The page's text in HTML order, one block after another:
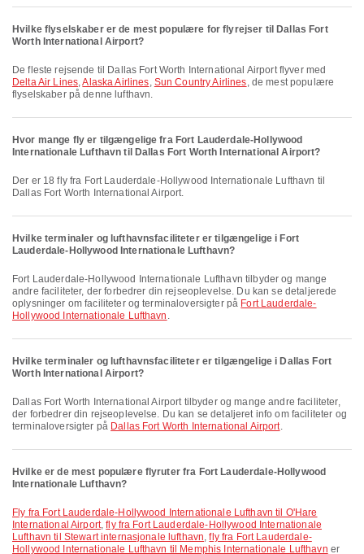
Hvilke flyselskaber er de mest populære for flyrejser til Dallas Fort
Worth International Airport?
De fleste rejsende til Dallas Fort Worth International Airport flyver med
Delta Air Lines,Alaska Airlines, Sun Country Airlines, de mest populære
flyselskaber på denne lufthavn.
Hvor mange fly er tilgængelige fra Fort Lauderdale-Hollywood
Internationale Lufthavn til Dallas Fort Worth International Airport?
Der er 18 fly fra Fort Lauderdale-Hollywood Internationale Lufthavn til
Dallas Fort Worth International Airport.
Hvilke terminaler og lufthavnsfaciliteter er tilgængelige i Fort
Lauderdale-Hollywood Internationale Lufthavn?
Fort Lauderdale-Hollywood Internationale Lufthavn tilbyder og mange
andre faciliteter, der forbedrer din rejseoplevelse. Du kan se detaljerede
oplysninger om faciliteter og terminaloversigter på Fort Lauderdale-
Hollywood Internationale Lufthavn .
Hvilke terminaler og lufthavnsfaciliteter er tilgængelige i Dallas Fort
Worth International Airport?
Dallas Fort Worth International Airport tilbyder og mange andre faciliteter,
der forbedrer din rejseoplevelse. Du kan se detaljeret info om faciliteter og
terminaloversigter på Dallas Fort Worth International Airport.
Hvilke er de mest populære flyruter fra Fort Lauderdale-Hollywood
Internationale Lufthavn?
fly fra Fort Lauderdale-Hollywood Internationale Lufthavn til O'Hare
International Airport,fly fra Fort Lauderdale-Hollywood Internationale
Lufthavn til Stewart internasjonale lufthavn,fly fra Fort Lauderdale-
Hollywood Internationale Lufthavn til Memphis Internationale Lufthavn er